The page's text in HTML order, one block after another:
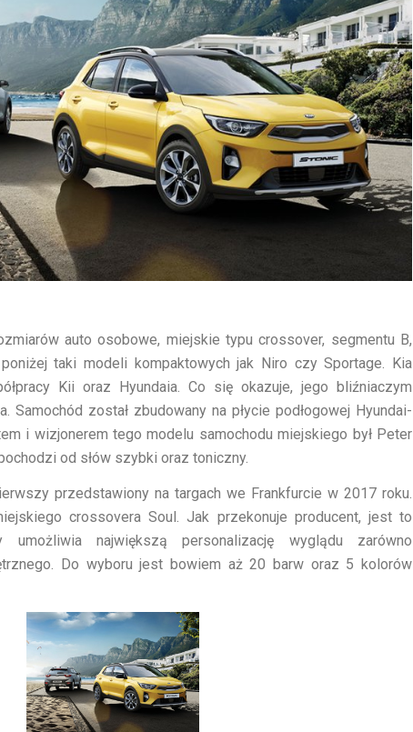
auto osobowe, miejskie typu crossover, segmentu B,
taki modeli kompaktowych jak Niro czy Sportage. Kia
Kii oraz Hyundaia. Co się okazuje, jego bliźniaczym
Samochód został zbudowany na płycie podłogowej Hyundai-
i wizjonerem tego modelu samochodu miejskiego był Peter
od słów szybki oraz toniczny.
przedstawiony na targach we Frankfurcie w 2017 roku.
crossovera Soul. Jak przekonuje producent, jest to
umożliwia największą personalizację wyglądu zarówno
Do wyboru jest bowiem aż 20 barw oraz 5 kolorów